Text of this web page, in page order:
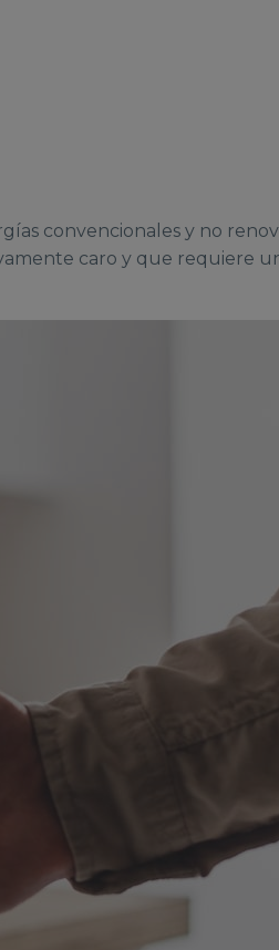
convencionales y no
caro y que requiere